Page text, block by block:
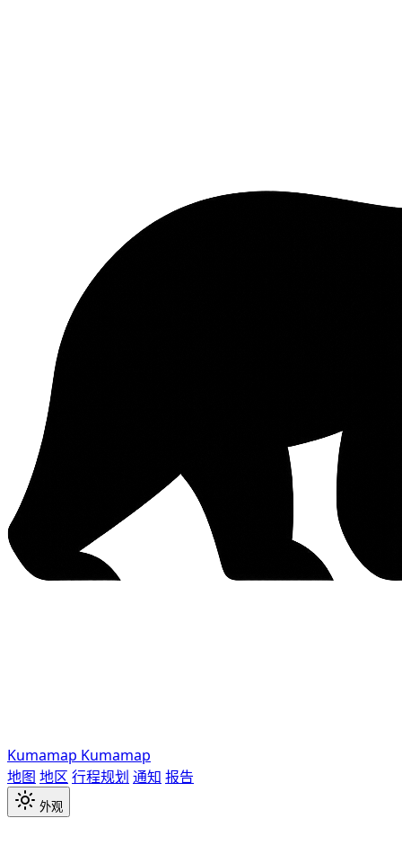
Kumamap Kumamap
地图 地区 行程规划 通知 报告
外观